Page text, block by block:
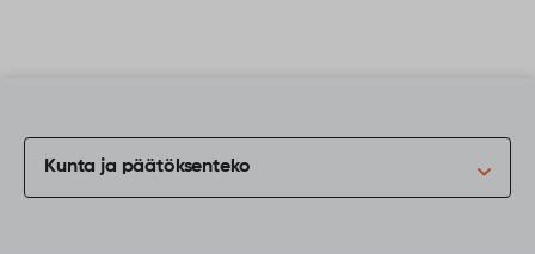
Kunta ja päätöksenteko